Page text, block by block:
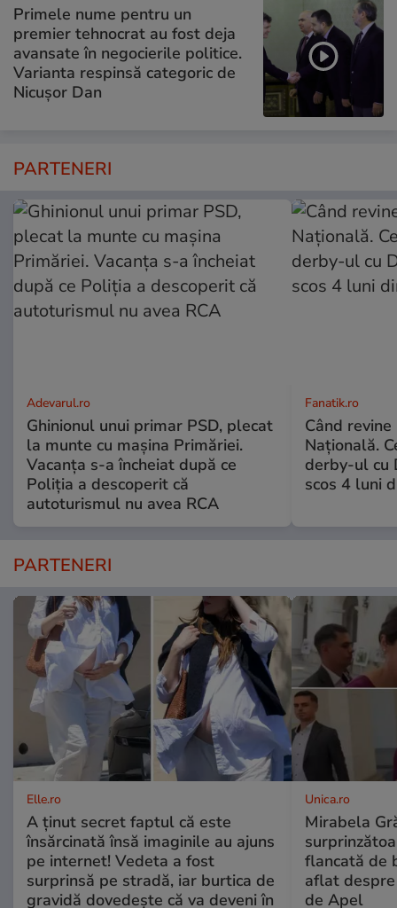
Primele nume pentru un
premier tehnocrat au fost deja
avansate în negocierile politice.
Varianta respinsă categoric de
Nicușor Dan
PARTENERI
Adevarul.ro
Ghinionul unui primar PSD, plecat
la munte cu mașina Primăriei.
Vacanța s-a încheiat după ce
Poliția a descoperit că
autoturismul nu avea RCA
Fanatik.ro
Când
Națională.
derby-ul cu
scos 4 luni
PARTENERI
Elle.ro
A ținut secret faptul că este
însărcinată însă imaginile au ajuns
pe internet! Vedeta a fost
surprinsă pe stradă, iar burtica de
gravidă dovedește că va deveni în
Unica.ro
Mirabela
flancată de
aflat
de Apel